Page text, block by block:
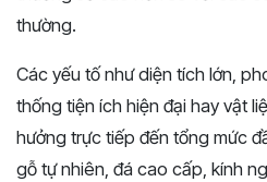
thường.
Các yếu tố như diện tích lớn,
thống tiện ích hiện đại hay vật
hưởng trực tiếp đến tổng mức
gỗ tự nhiên, đá cao cấp, kính